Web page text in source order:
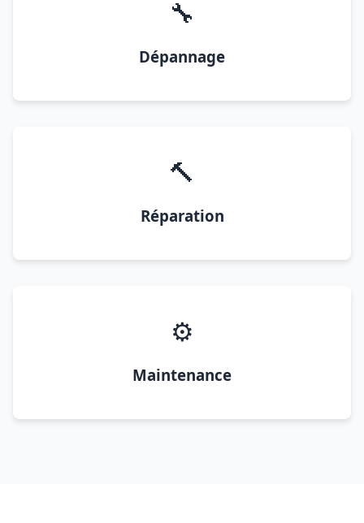
🔧
Dépannage
🔨
Réparation
⚙️
Maintenance